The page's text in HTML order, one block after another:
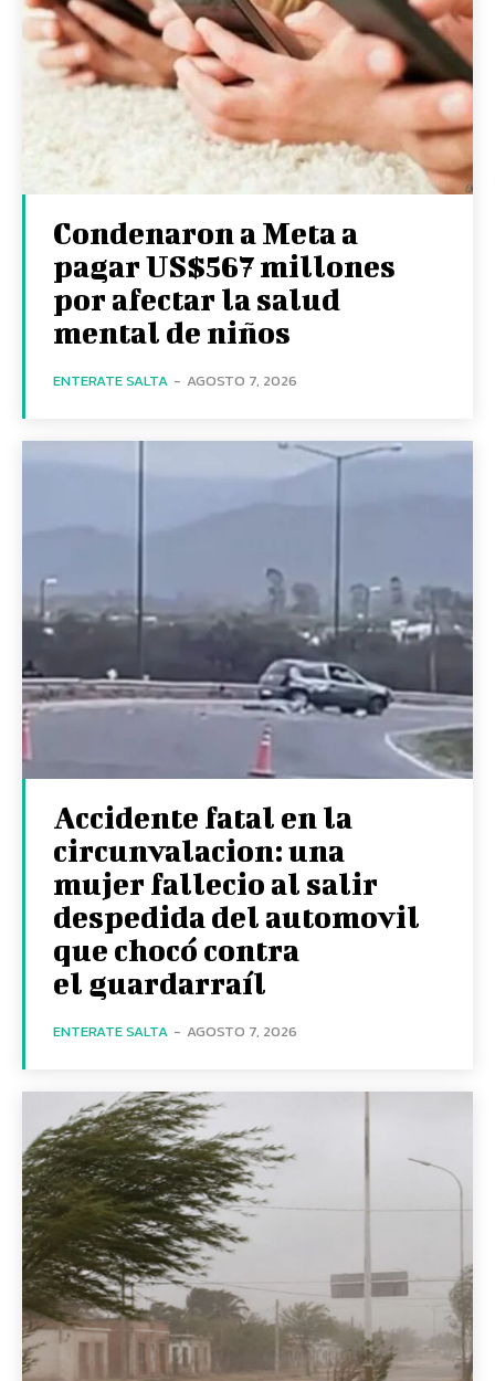
Condenaron a Meta a
pagar US$567 millones
por afectar la salud
mental de niños
ENTERATE SALTA - AGOSTO 7, 2026
Accidente fatal en la
circunvalacion: una
mujer fallecio al salir
despedida del automovil
que chocó contra
el guardarraíl
ENTERATE SALTA - AGOSTO 7, 2026